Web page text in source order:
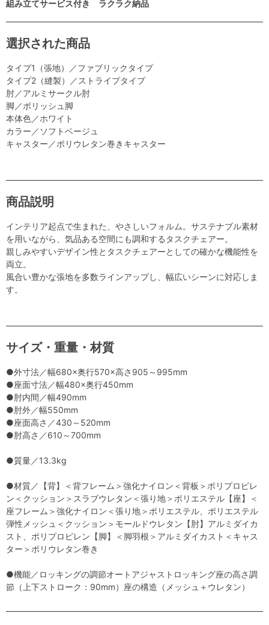
組み立てサービス付き ラクラク納品
選択された商品
タイプ1（張地）／ファブリックタイプ
タイプ2（縫製）／ストライプタイプ
肘／アルミサークル肘
脚／ポリッシュ脚
本体色／ホワイト
カラー／ソフトベージュ
キャスター／ポリウレタン巻きキャスター
商品説明
インテリア起点で生まれた、やさしいフォルム。サステナブル素材
を用いながら、気品ある空間にも調和するタスクチェアー。
親しみやすいデザイン性とタスクチェアーとしての確かな機能性を
両立。
風合い豊かな張地を多数ラインアップし、幅広いシーンに対応しま
す。
サイズ・重量・材質
●外寸法／幅680×奥行570×高さ905～995mm
●座面寸法／幅480×奥行450mm
●肘内間／幅490mm
●肘外／幅550mm
●座面高さ／430～520mm
●肘高さ／610～700mm
●質量／13.3kg
●材質／【背】＜背フレーム＞強化ナイロン＜背板＞ポリプロピレ
ン＜クッション＞スラブウレタン＜張り地＞ポリエステル【座】＜
座フレーム＞強化ナイロン＜張り地＞ポリエステル、ポリエステル
弾性メッシュ＜クッション＞モールドウレタン【肘】アルミダイカ
スト、ポリプロピレン【脚】＜脚羽根＞アルミダイカスト＜キャス
ター＞ポリウレタン巻き
●機能／ロッキングの調節オートアジャストロッキング座の高さ調
節（上下ストローク：90mm）座の構造（メッシュ＋ウレタン）